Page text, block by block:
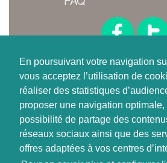
En poursuivant votre navigation
vous acceptez l’utilisation de
réaliser des statistiques
proposer une navigation optimale,
possibilité de partage des
réseaux sociaux ainsi que des
offres adaptées à vos centres
Suivez-nous